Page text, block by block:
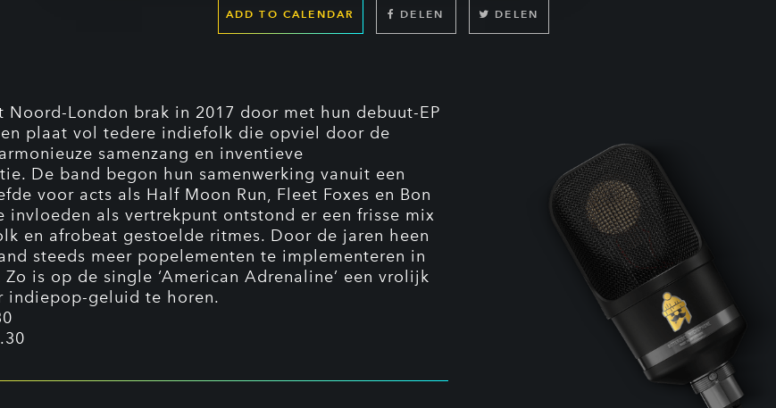
ADD TO CALENDAR DELEN DELEN
Noord-London brak in 2017 door met hun debuut-EP
een plaat vol tedere indiefolk die opviel door de
samenzang en inventieve
De band begon hun samenwerking vanuit een
voor acts als Half Moon Run, Fleet Foxes en Bon
invloeden als vertrekpunt ontstond er een frisse mix
en afrobeat gestoelde ritmes. Door de jaren heen
steeds meer popelementen te implementeren in
Zo is op de single ‘American Adrenaline’ een vrolijk
indiepop-geluid te horen.